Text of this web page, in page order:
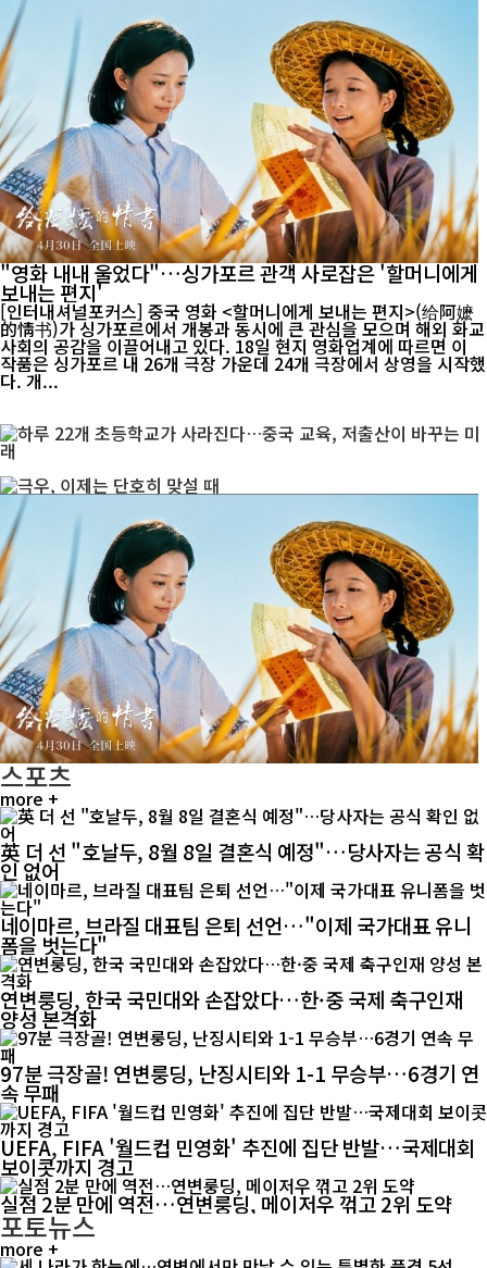
"영화 내내 울었다"…싱가포르 관객 사로잡은 '할머니에게
보내는 편지'
[인터내셔널포커스] 중국 영화 <할머니에게 보내는 편지>(给阿嬷
的情书)가 싱가포르에서 개봉과 동시에 큰 관심을 모으며 해외 화교
사회의 공감을 이끌어내고 있다. 18일 현지 영화업계에 따르면 이
작품은 싱가포르 내 26개 극장 가운데 24개 극장에서 상영을 시작했
다. 개...
스포츠
more +
英 더 선 "호날두, 8월 8일 결혼식 예정"…당사자는 공식 확
인 없어
네이마르, 브라질 대표팀 은퇴 선언…"이제 국가대표 유니
폼을 벗는다"
연변룽딩, 한국 국민대와 손잡았다…한·중 국제 축구인재
양성 본격화
97분 극장골! 연변룽딩, 난징시티와 1-1 무승부…6경기 연
속 무패
UEFA, FIFA '월드컵 민영화' 추진에 집단 반발…국제대회
보이콧까지 경고
실점 2분 만에 역전…연변룽딩, 메이저우 꺾고 2위 도약
포토뉴스
more +